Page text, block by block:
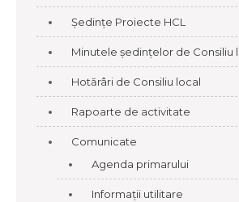
Ședințe Proiecte HCL
Minutele ședințelor de Consiliu
Hotărâri de Consiliu local
Rapoarte de activitate
Comunicate
Agenda primarului
Informații utilitare